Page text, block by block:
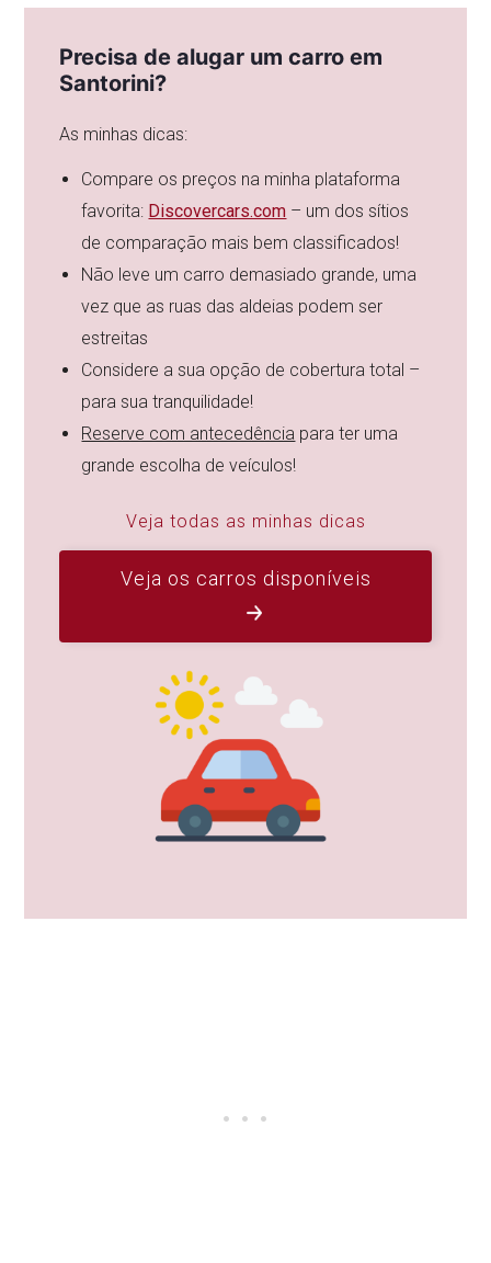
Precisa de alugar um carro em
Santorini?
As minhas dicas:
Compare os preços na minha plataforma
favorita: Discovercars.com – um dos sítios
de comparação mais bem classificados!
Não leve um carro demasiado grande, uma
vez que as ruas das aldeias podem ser
estreitas
Considere a sua opção de cobertura total –
para sua tranquilidade!
Reserve com antecedência para ter uma
grande escolha de veículos!
Veja todas as minhas dicas
Veja os carros disponíveis